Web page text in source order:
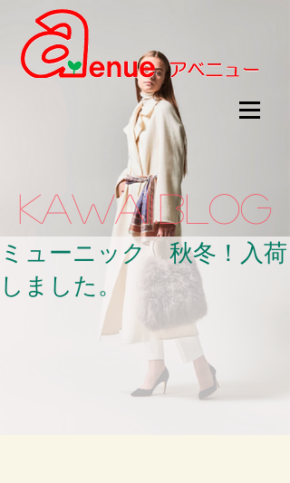
kawaii.BLOG
ミューニック 秋冬！入荷
しました。